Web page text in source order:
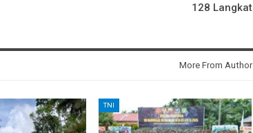
128 Langkat
More From Author
TNI